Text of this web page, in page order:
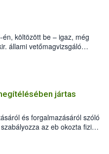
költözött be – igaz, még
állami vetőmagvizsgáló
alatti, Czigler Győző által
jártas
és forgalmazásáról szóló
az eb okozta fizikai
felmerülő
eb tartását és annak